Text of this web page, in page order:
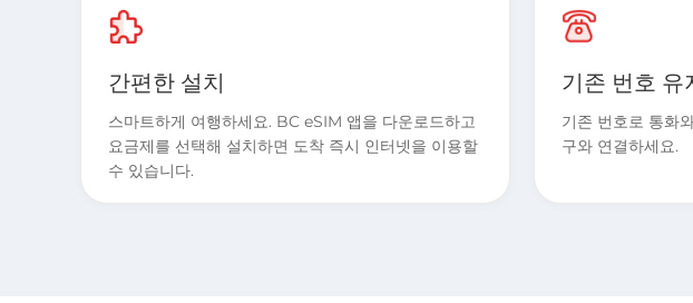
간편한 설치
스마트하게 여행하세요. BC eSIM 앱을 다운로드하고
요금제를 선택해 설치하면 도착 즉시 인터넷을 이용할
수 있습니다.
기존 번호 유
기존 번호로 통화
구와 연결하세요.